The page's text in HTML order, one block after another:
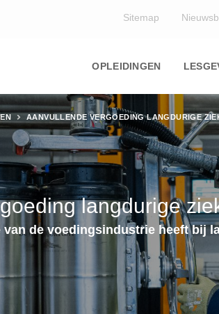
Sitemap
navigation
OPLEIDINGEN
AANVULLENDE VERGOEDING LANGDURIGE
langdurige
van de voedingsindustrie heeft bij